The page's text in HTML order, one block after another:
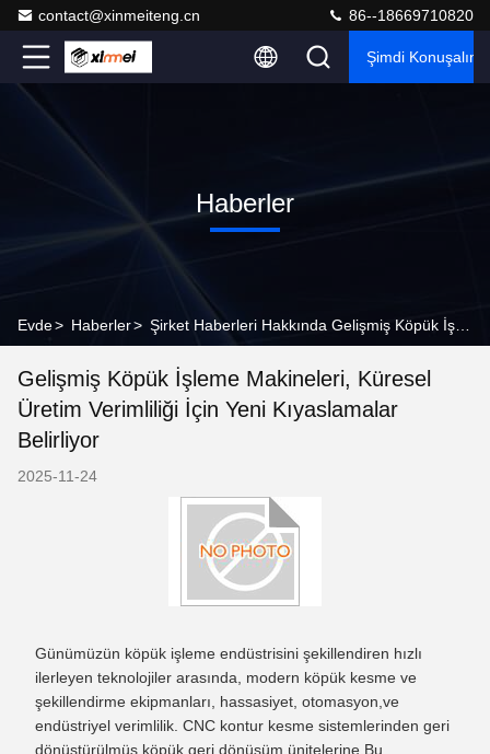
contact@xinmeiteng.cn 86--18669710820
Şimdi Konuşalım.
Haberler
Evde> Haberler>
Gelişmiş Köpük İşleme Makineleri, Küresel
Üretim Verimliliği İçin Yeni Kıyaslamalar
Belirliyor
2025-11-24
Günümüzün köpük işleme endüstrisini şekillendiren hızlı
ilerleyen teknolojiler arasında, modern köpük kesme ve
şekillendirme ekipmanları, hassasiyet, otomasyon,ve
endüstriyel verimlilik. CNC kontur kesme sistemlerinden geri
dönüştürülmüş köpük geri dönüşüm ünitelerine,Bu